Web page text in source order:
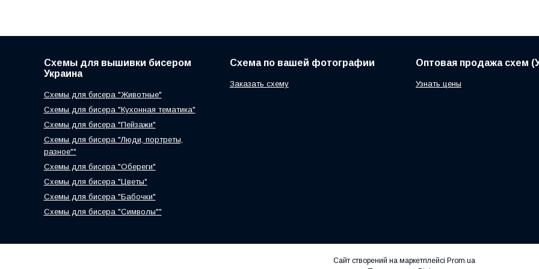
Схемы для вышивки бисером
Украина
Схемы для бисера "Животные"
Схемы для бисера "Кухонная тематика"
Схемы для бисера "Пейзажи"
Схемы для бисера "Люди, портреты,
разное""
Схемы для бисера "Обереги"
Схемы для бисера "Цветы"
Схемы для бисера "Бабочки"
Схемы для бисера "Символы""
Схема по вашей фотографии
Заказать схему
Оптовая продажа схем
Узнать цены
Сайт створений на маркетплейсі Prom.ua